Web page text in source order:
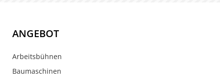
ANGEBOT
Arbeitsbühnen
Baumaschinen